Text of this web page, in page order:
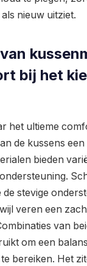
nieuw uitziet.
bij het
het ultieme
de kussens
bieden
stevige
veren een
van
om een
bereiken. Het